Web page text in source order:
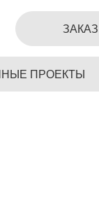
ПРОЕКТЫ